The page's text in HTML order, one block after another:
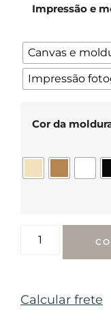
Impressão e
Canvas e
Impressão
Cor da
Calcular frete